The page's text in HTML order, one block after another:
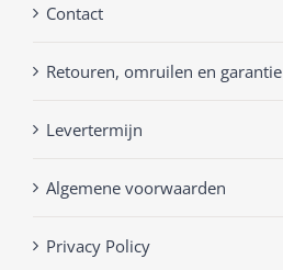
Contact
Retouren, omruilen en garantie
Levertermijn
Algemene voorwaarden
Privacy Policy